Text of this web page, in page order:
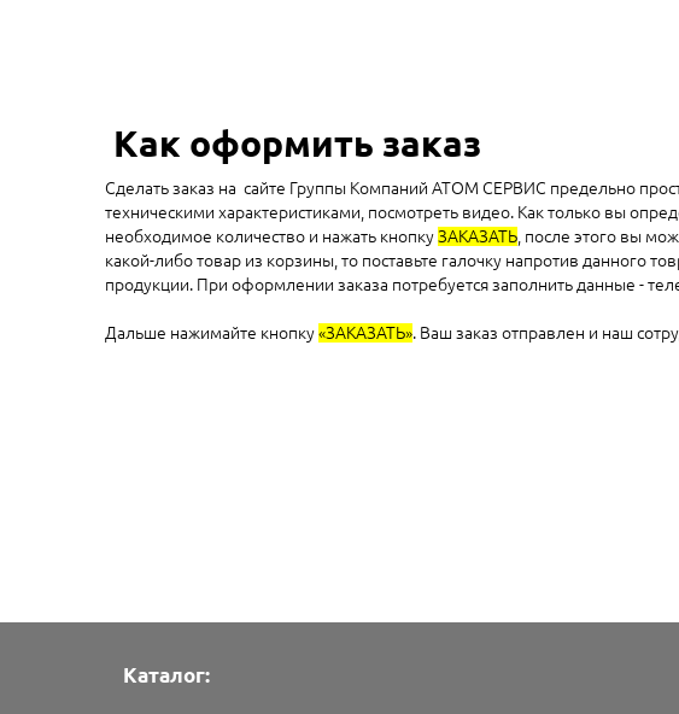
Как оформить заказ
Сделать заказ на сайте Группы Компаний АТОМ СЕРВИС предельно
техническими характеристиками, посмотреть видео. Как только вы
необходимое количество и нажать кнопкуЗАКАЗАТЬ , после этого вы
какой-либо товар из корзины, то поставьте галочку напротив данного
продукции. При оформлении заказа потребуется заполнить данные -
Дальше нажимайте кнопку«ЗАКАЗАТЬ». Ваш заказ отправлен и наш
Каталог: